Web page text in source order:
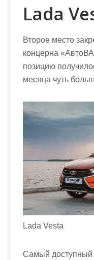
Lada
Второе место
концерна
позицию
месяца чуть
Lada Vesta
Самый